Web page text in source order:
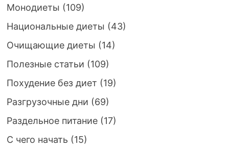
Монодиеты (109)
Национальные диеты (43)
Очищающие диеты (14)
Полезные статьи (109)
Похудение без диет (19)
Разгрузочные дни (69)
Раздельное питание(17)
С чего начать (15)